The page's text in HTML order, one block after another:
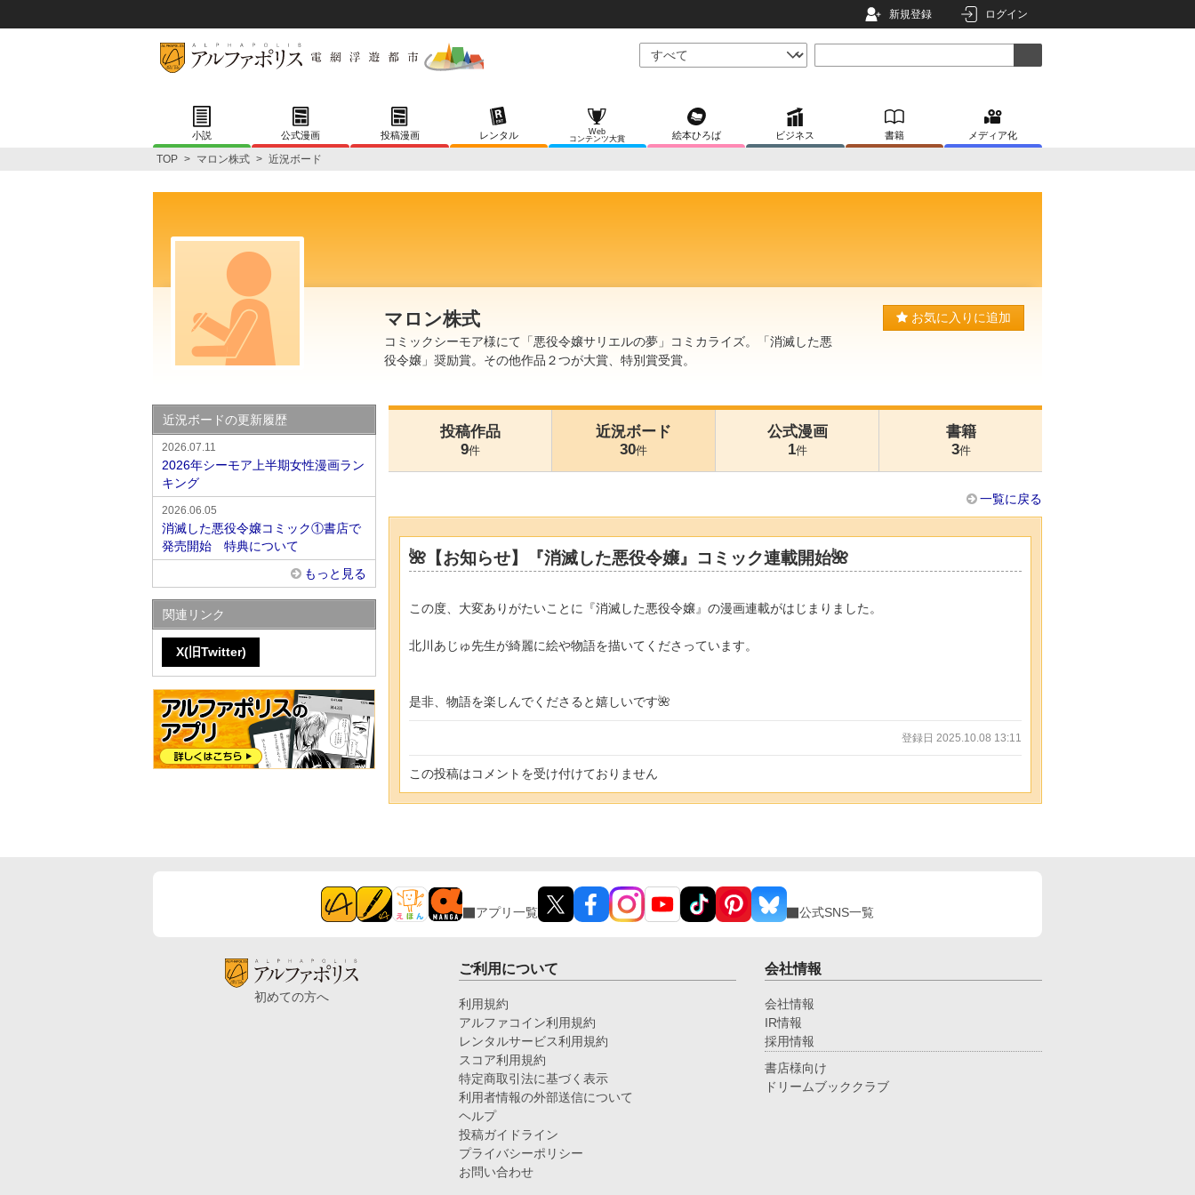
新規登録 ログイン
小説 公式漫画 投稿漫画 レンタル
Web
コンテンツ大賞
絵本ひろば ビジネス 書籍 メディア化
TOP > マロン株式 > 近況ボード
マロン株式
コミックシーモア様にて「悪役令嬢サリエルの夢」コミカライズ。「消滅した悪
役令嬢」奨励賞。その他作品２つが大賞、特別賞受賞。
お気に入りに追加
投稿作品
9件
近況ボード
30件
公式漫画
1件
書籍
3件
一覧に戻る
🌺【お知らせ】『消滅した悪役令嬢』コミック連載開始🌺
この度、大変ありがたいことに『消滅した悪役令嬢』の漫画連載がはじまりました。
北川あじゅ先生が綺麗に絵や物語を描いてくださっています。
是非、物語を楽しんでくださると嬉しいです🌺
登録日 2025.10.08 13:11
この投稿はコメントを受け付けておりません
近況ボードの更新履歴
2026.07.11
2026年シーモア上半期女性漫画ラン
キング
2026.06.05
消滅した悪役令嬢コミック①書店で
発売開始 特典について
もっと見る
関連リンク
X(旧Twitter)
アプリ一覧 公式SNS一覧
初めての方へ
ご利用について
利用規約
アルファコイン利用規約
レンタルサービス利用規約
スコア利用規約
特定商取引法に基づく表示
利用者情報の外部送信について
ヘルプ
投稿ガイドライン
プライバシーポリシー
お問い合わせ
会社情報
会社情報
IR情報
採用情報
書店様向け
ドリームブッククラブ